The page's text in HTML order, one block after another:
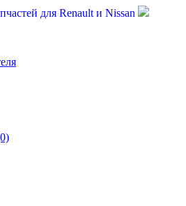
для Renault и Nissan